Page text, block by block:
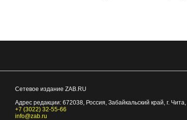
Сетевое издание ZAB.RU
Адрес редакции: 672038, Россия, Забайкальский край, г. Чита,
+7 (3022) 32-55-66
info@zab.ru